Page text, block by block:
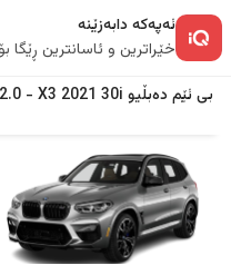
ئەپەکە دابەزێنە
خێراترین و ئاسانترین ڕێگا بۆ iQ Cars
بی ئێم دەبڵیو X3 2021 30i
-
2.0